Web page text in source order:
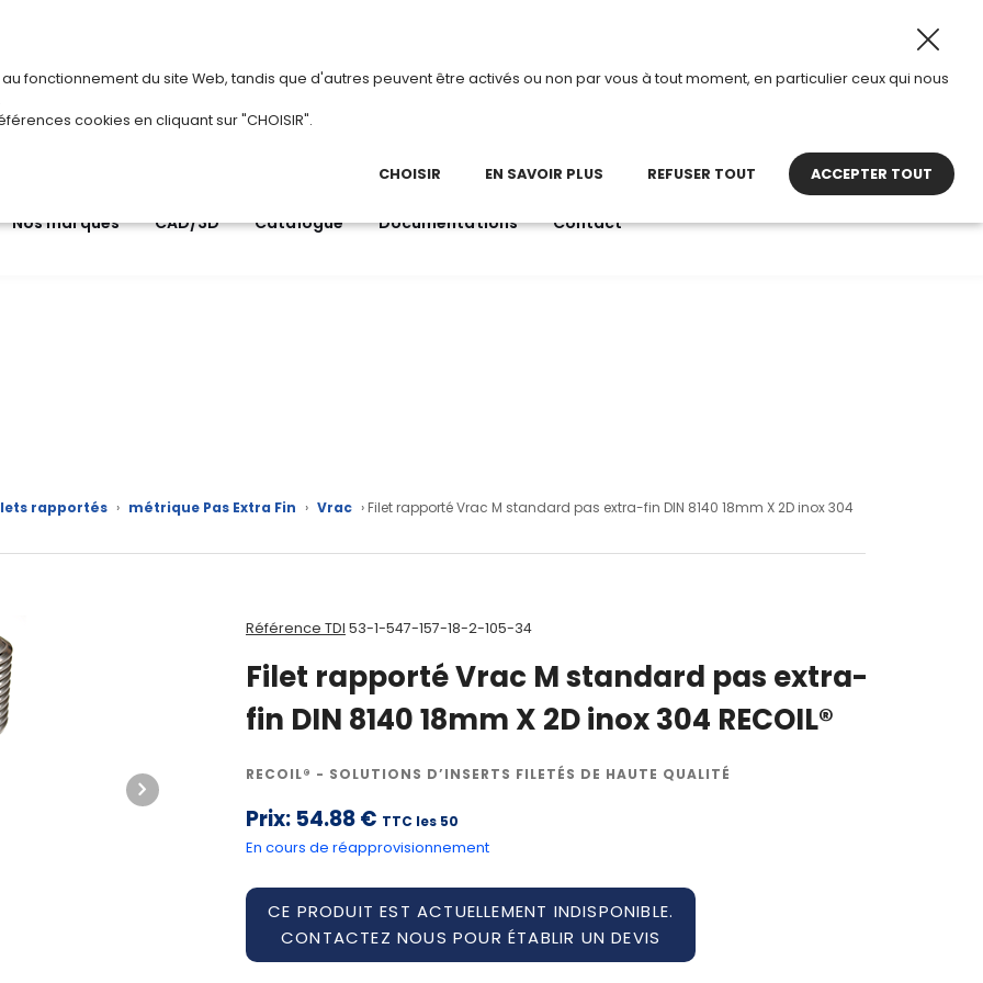
Du 3 au 28 août 2026, TDI passe en mode été. Horaires d’ouverture :
Nos marques CAD/3D Catalogue Documentations Contact
rapportés › métrique Pas Extra Fin › Vrac › Filet rapporté Vrac M standard pas extra-fin DIN 8140 18mm X 2D inox 304
Référence TDI 53-1-547-157-18-2-105-34
Filet rapporté Vrac M standard pas extra-
fin DIN 8140 18mm X 2D inox 304 RECOIL®
RECOIL® - SOLUTIONS D’INSERTS FILETÉS DE HAUTE QUALITÉ
Prix: 54.88 € TTC les 50
En cours de réapprovisionnement
CE PRODUIT EST ACTUELLEMENT INDISPONIBLE.
CONTACTEZ NOUS POUR ÉTABLIR UN DEVIS
fonctionnement du site Web, tandis que d'autres peuvent être activés ou non par vous à tout moment, en particulier ceux qui nous
cookies en cliquant sur "CHOISIR".
CHOISIR EN SAVOIR PLUS REFUSER TOUT ACCEPTER TOUT